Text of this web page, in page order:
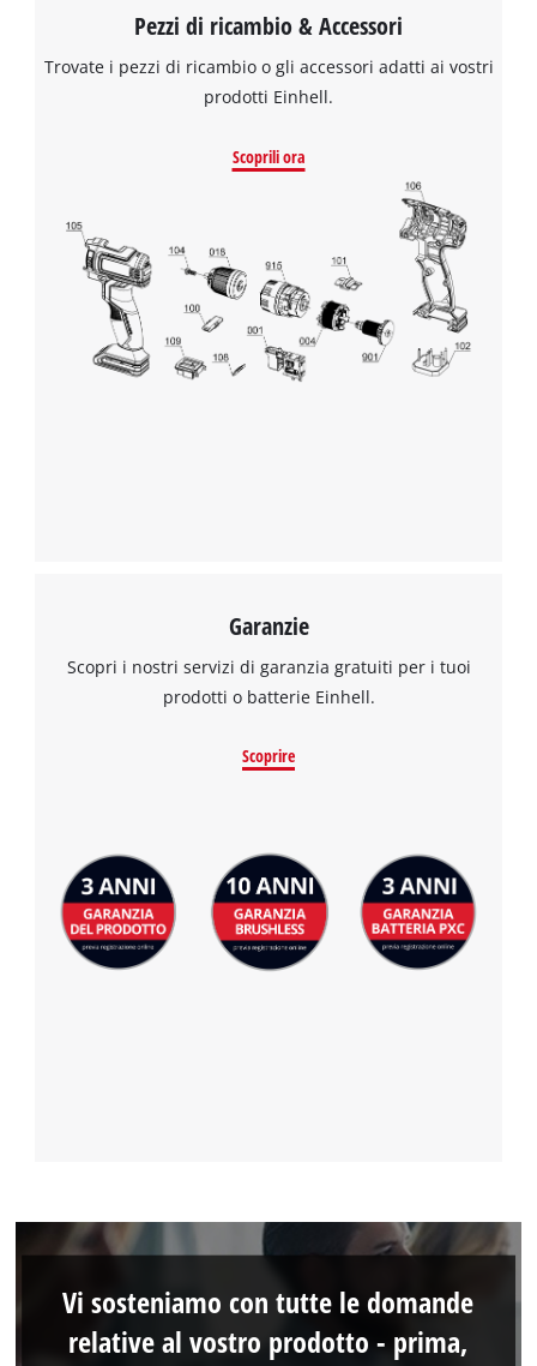
Pezzi di ricambio & Accessori
Trovate i pezzi di ricambio o gli accessori adatti ai vostri
prodotti Einhell.
Scoprili ora
Garanzie
Scopri i nostri servizi di garanzia gratuiti per i tuoi
prodotti o batterie Einhell.
Scoprire
Vi sosteniamo con tutte le domande
relative al vostro prodotto - prima,